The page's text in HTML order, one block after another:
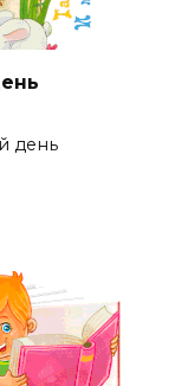
день